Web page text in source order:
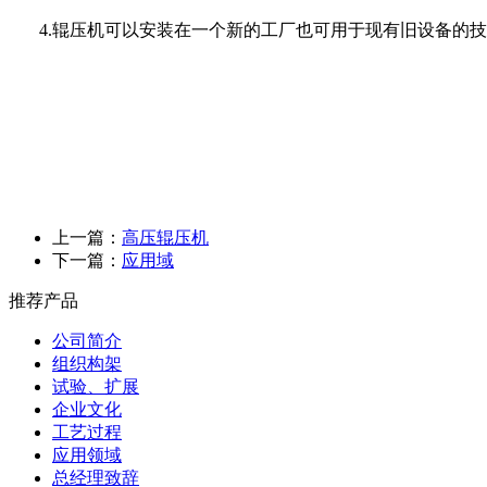
4.辊压机可以安装在一个新的工厂也可用于现有旧设备的技
上一篇： 高压辊压机
下一篇： 应用域
推荐产品
公司简介
组织构架
试验、扩展
企业文化
工艺过程
应用领域
总经理致辞